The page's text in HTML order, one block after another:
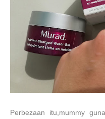
Perbezaan itu,mummy